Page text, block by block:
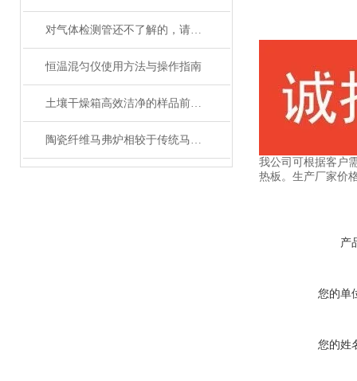
对气体检测管还不了解的，请看这里！
恒温混匀仪使用方法与操作指南
土壤干燥箱高效洁净的样品前处理设备
陶瓷纤维马弗炉相较于传统马弗炉有哪些提升？
我公司可根据客户
热板。生产厂家价
产
您的单
您的姓